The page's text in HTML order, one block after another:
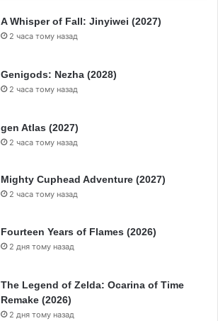
A Whisper of Fall: Jinyiwei (2027)
2 часа тому назад
Genigods: Nezha (2028)
2 часа тому назад
gen Atlas (2027)
2 часа тому назад
Mighty Cuphead Adventure (2027)
2 часа тому назад
Fourteen Years of Flames (2026)
2 дня тому назад
The Legend of Zelda: Ocarina of Time
Remake (2026)
2 дня тому назад